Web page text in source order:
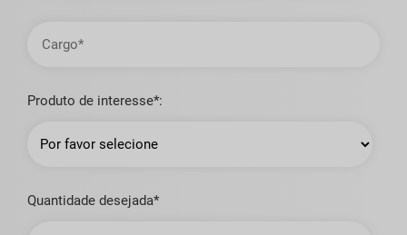
Produto de interesse*:
Quantidade desejada*